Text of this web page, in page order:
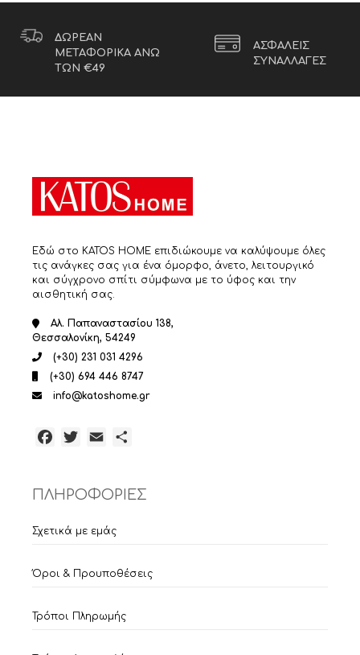
ΔΩΡΕΑΝ
ΜΕΤΑΦΟΡΙΚΑ ΑΝΩ
ΤΩΝ €49
ΑΣΦΑΛΕΙΣ
ΣΥΝΑΛΛΑΓΕΣ
Εδώ στο KATOS HOME επιδιώκουμε να καλύψουμε όλες
τις ανάγκες σας για ένα όμορφο, άνετο, λειτουργικό
και σύγχρονο σπίτι σύμφωνα με το ύφος και την
αισθητική σας.
Αλ. Παπαναστασίου 138,
Θεσσαλονίκη, 54249
(+30) 231 031 4296
(+30) 694 446 8747
info@katoshome.gr
Facebook
TwitterEmail
ΠΛΗΡΟΦΟΡΙΕΣ
Σχετικά με εμάς
Όροι & Προυποθέσεις
Τρόποι Πληρωμής